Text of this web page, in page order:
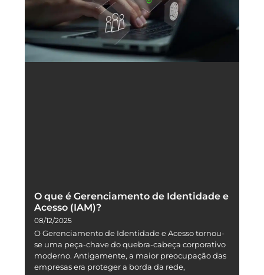
O que é Gerenciamento de Identidade e
Acesso (IAM)?
08/12/2025
O Gerenciamento de Identidade e Acesso tornou-
se uma peça-chave do quebra-cabeça corporativo
moderno. Antigamente, a maior preocupação das
empresas era proteger a borda da rede,